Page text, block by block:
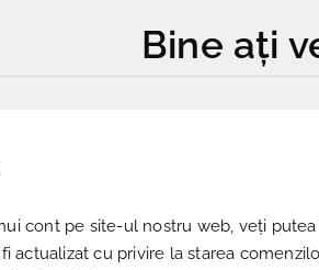
Bine ați
cont pe site-ul nostru web, veți
actualizat cu privire la starea